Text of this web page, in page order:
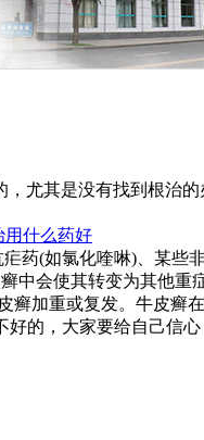
尤其是没有找到根治
(如氯化喹啉)、某些
会使其转变为其他重
加重或复发。牛皮癣在
，大家要给自己信心